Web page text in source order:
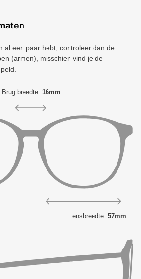
al een paar hebt, controleer dan de
(armen), misschien vind je de
Brug breedte: 16mm
Lensbreedte: 57mm